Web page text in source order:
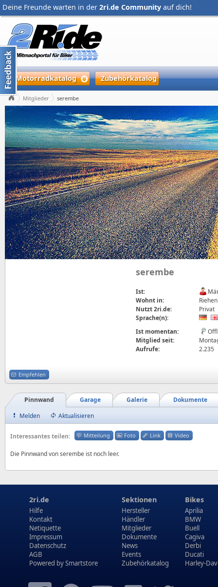
Deine Freunde warten in der 2ri.de Community auf dich!
Motorradkatalog Zubehörkatalog
Mitglieder serembe
serembe
Ist:
Wohnt in:
Riehen
Nutzt 2ri.de:
Privat
Sprache(n):
Ist momentan:
Mitglied seit:
Aufrufe:
2.235
Empfehlen
Dokumente
Galerie
Garage
Pinnwand
Melden
Aktualisieren
Interessantes teilen: Mitteilung Foto Link Video
Die Pinnwand von serembe ist noch leer.
2ri.de
Hilfe
Kontakt
Netiquette
Impressum
Datenschutz
AGB
Powered bySmartstore
Sektionen
Hersteller
Händler
Mitglieder
Dokumente
News
Events
Zubehörkatalog
Bikes
Aprilia
BMW
Buell
Cagiva
Derbi
Ducati
Harley-